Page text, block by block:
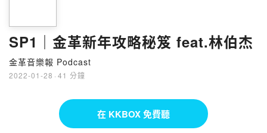
SP1｜金革新年攻略秘笈 feat.林伯杰
金革音樂報 Podcast
2022-01-28 · 41 分鐘
在 KKBOX 免費聽